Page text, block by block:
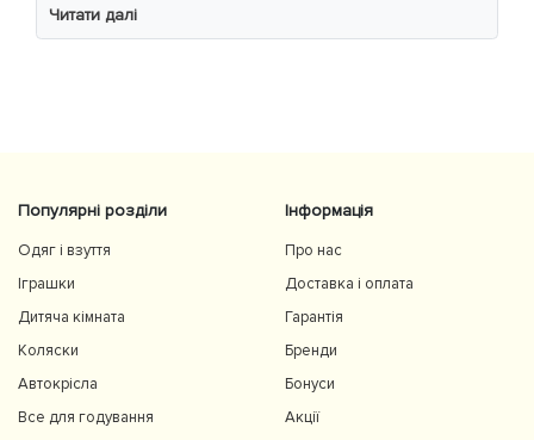
уважно читав інструкцію 😁
Читати далі
Популярні розділи
Одяг і взуття
Іграшки
Дитяча кімната
Коляски
Автокрісла
Все для годування
Інформація
Про нас
Доставка і оплата
Гарантія
Бренди
Бонуси
Акції